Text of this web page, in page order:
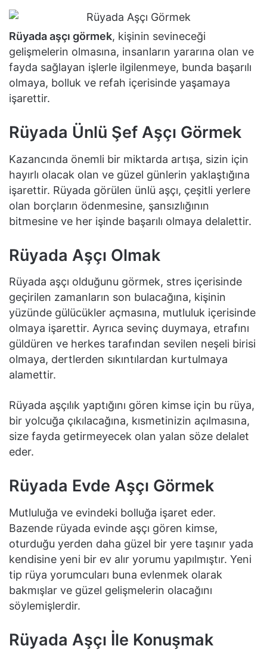
Rüyada aşçı görmek, kişinin sevineceği
gelişmelerin olmasına, insanların yararına olan ve
fayda sağlayan işlerle ilgilenmeye, bunda başarılı
olmaya, bolluk ve refah içerisinde yaşamaya
işarettir.
Rüyada Ünlü Şef Aşçı Görmek
Kazancında önemli bir miktarda artışa, sizin için
hayırlı olacak olan ve güzel günlerin yaklaştığına
işarettir. Rüyada görülen ünlü aşçı, çeşitli yerlere
olan borçların ödenmesine, şansızlığının
bitmesine ve her işinde başarılı olmaya delalettir.
Rüyada Aşçı Olmak
Rüyada aşçı olduğunu görmek, stres içerisinde
geçirilen zamanların son bulacağına, kişinin
yüzünde gülücükler açmasına, mutluluk içerisinde
olmaya işarettir. Ayrıca sevinç duymaya, etrafını
güldüren ve herkes tarafından sevilen neşeli birisi
olmaya, dertlerden sıkıntılardan kurtulmaya
alamettir.
Rüyada aşçılık yaptığını gören kimse için bu rüya,
bir yolcuğa çıkılacağına, kısmetinizin açılmasına,
size fayda getirmeyecek olan yalan söze delalet
eder.
Rüyada Evde Aşçı Görmek
Mutluluğa ve evindeki bolluğa işaret eder.
Bazende rüyada evinde aşçı gören kimse,
oturduğu yerden daha güzel bir yere taşınır yada
kendisine yeni bir ev alır yorumu yapılmıştır. Yeni
tip rüya yorumcuları buna evlenmek olarak
bakmışlar ve güzel gelişmelerin olacağını
söylemişlerdir.
Rüyada Aşçı İle Konuşmak